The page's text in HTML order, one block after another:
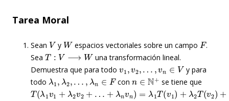
Tarea Moral
Sean
V
y
W
espacios vectoriales sobre un campo
F
.
Sea
T: ⟶ W
una transformación lineal.
Demuestra que para todo
v1,v2,…,vn ∈V
y para
todo
λ1,λ2 ,…,λn∈ F
con
n∈ N+
se tiene que
T(λ1 v1+λ2v 2 +…
+λn vn)=λ1T( v 1)+ λ2 T v2)+
…+λ nT(vn)